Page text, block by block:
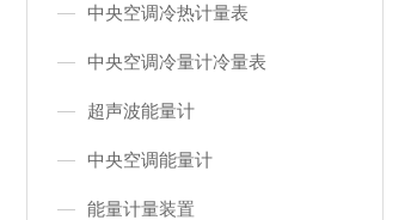
中央空调冷热计量表
中央空调冷量计冷量表
超声波能量计
中央空调能量计
能量计量装置